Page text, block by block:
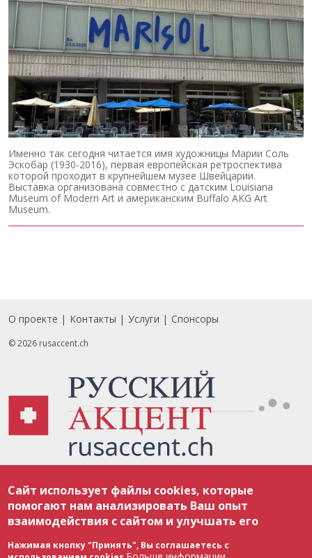
Именно так сегодня читается имя художницы Марии Соль
Эскобар (1930-2016), первая европейская ретроспектива
которой проходит в крупнейшем музее Швейцарии.
Выставка организована совместно с датским Louisiana
Museum of Modern Art и американским Buffalo AKG Art
Museum.
Footer
О проекте Контакты Услуги Спонсоры
© 2026 rusaccent.ch
соответствии с законодательством Швейцарии об авторском праве и
международными соглашениями. Полное или частичное использование
материалов возможно только с разрешения редакции. В случае полного
или частичного воспроизведения материалов сайта rusaccent.ch,
ОБЯЗАТЕЛЬНА АКТИВНАЯ ГИПЕРССЫЛКА на конкретный заимствованный
текст. Фотоизображения, размещенные редакцией rusaccent.ch, являются
ее исключительной собственностью. Полное или частичное
Сайт использует файлы cookies, которые
помогают нам анализировать Ваш опыт
взаимодействия с сайтом и улучшать его
Нажимая кнопку "Принять", Вы соглашаетесь с